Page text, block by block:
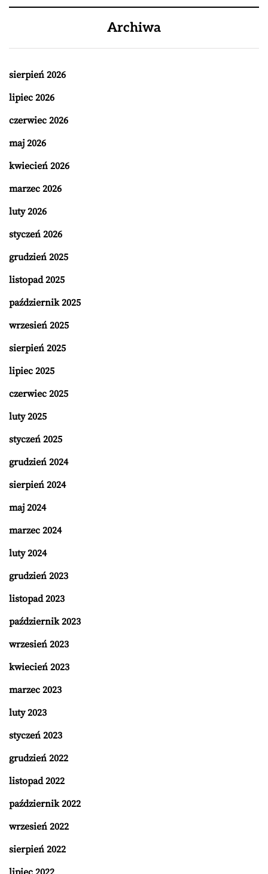
Archiwa
sierpień 2026
lipiec 2026
czerwiec 2026
maj 2026
kwiecień 2026
marzec 2026
luty 2026
styczeń 2026
grudzień 2025
listopad 2025
październik 2025
wrzesień 2025
sierpień 2025
lipiec 2025
czerwiec 2025
luty 2025
styczeń 2025
grudzień 2024
sierpień 2024
maj 2024
marzec 2024
luty 2024
grudzień 2023
listopad 2023
październik 2023
wrzesień 2023
kwiecień 2023
marzec 2023
luty 2023
styczeń 2023
grudzień 2022
listopad 2022
październik 2022
wrzesień 2022
sierpień 2022